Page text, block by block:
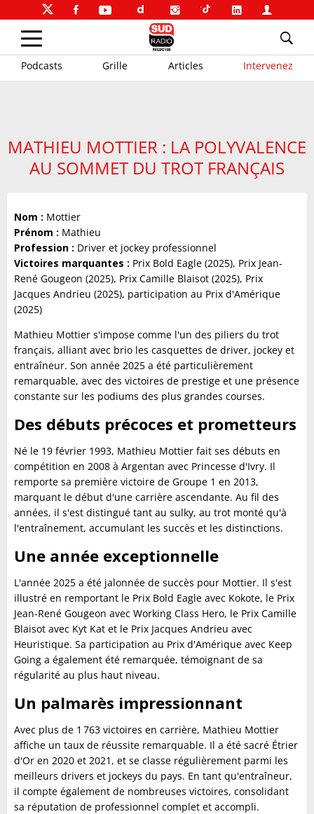
Podcasts Grille Articles Intervenez
MATHIEU MOTTIER : LA POLYVALENCE
AU SOMMET DU TROT FRANÇAIS
Nom : Mottier
Prénom : Mathieu
Profession : Driver et jockey professionnel
Victoires marquantes : Prix Bold Eagle (2025), Prix Jean-
René Gougeon (2025), Prix Camille Blaisot (2025), Prix
Jacques Andrieu (2025), participation au Prix d'Amérique
(2025)
Mathieu Mottier s'impose comme l'un des piliers du trot
français, alliant avec brio les casquettes de driver, jockey et
entraîneur. Son année 2025 a été particulièrement
remarquable, avec des victoires de prestige et une présence
constante sur les podiums des plus grandes courses.
Des débuts précoces et prometteurs
Né le 19 février 1993, Mathieu Mottier fait ses débuts en
compétition en 2008 à Argentan avec Princesse d'Ivry. Il
remporte sa première victoire de Groupe 1 en 2013,
marquant le début d'une carrière ascendante. Au fil des
années, il s'est distingué tant au sulky, au trot monté qu'à
l'entraînement, accumulant les succès et les distinctions.
Une année exceptionnelle
L'année 2025 a été jalonnée de succès pour Mottier. Il s'est
illustré en remportant le Prix Bold Eagle avec Kokote, le Prix
Jean-René Gougeon avec Working Class Hero, le Prix Camille
Blaisot avec Kyt Kat et le Prix Jacques Andrieu avec
Heuristique. Sa participation au Prix d'Amérique avec Keep
Going a également été remarquée, témoignant de sa
régularité au plus haut niveau.
Un palmarès impressionnant
Avec plus de 1 763 victoires en carrière, Mathieu Mottier
affiche un taux de réussite remarquable. Il a été sacré Étrier
d'Or en 2020 et 2021, et se classe régulièrement parmi les
meilleurs drivers et jockeys du pays. En tant qu'entraîneur,
il compte également de nombreuses victoires, consolidant
sa réputation de professionnel complet et accompli.